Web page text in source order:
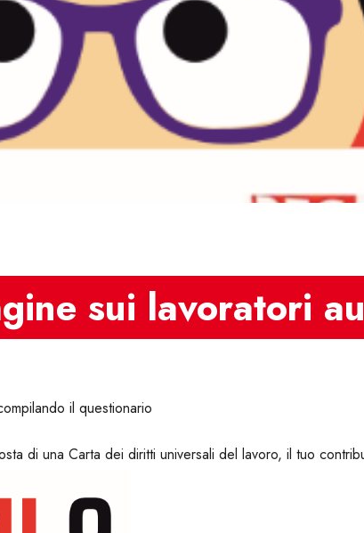
sui lavoratori
il questionario
di una Carta dei diritti universali del lavoro, il tuo